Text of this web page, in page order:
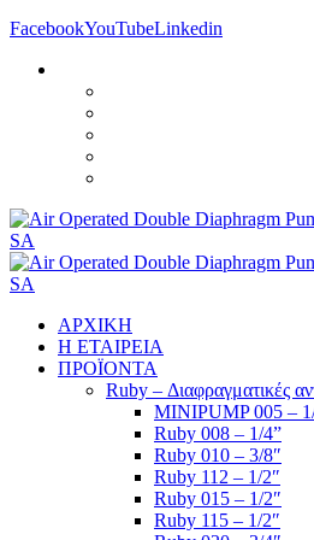
FacebookYouTubeLinkedin
ΑΡΧΙΚΗ
Η ΕΤΑΙΡΕΙΑ
ΠΡΟΪΟΝΤΑ
Ruby – Διαφραγματικές
MINIPUMP 005 –
Ruby 008 – 1/4”
Ruby 010 – 3/8″
Ruby 112 – 1/2″
Ruby 015 – 1/2″
Ruby 115 – 1/2″